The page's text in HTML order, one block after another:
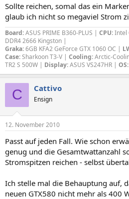
Sollte reichen, somal das ein
glaub ich nicht so megaviel Strom
Board:ASUS PRIME B360-PLUS | CPU:Intel
DDR4 2666 Kingston |
Graka:6GB KFA2 GeForce GTX 1060 OC |
Case:Sharkoon T3-V | Cooling:Arctic-
TR2 S 500W | Display:ASUS VS247HR | OS:
C Cattivo
Ensign
12. November 2010
Passt auf jeden Fall. Wie schon
genug und die Gesamtwattanzahl
Stromspitzen reichen - selbst
Ich stelle mal die Behauptung auf,
neuen GTX580 nicht mehr als 400